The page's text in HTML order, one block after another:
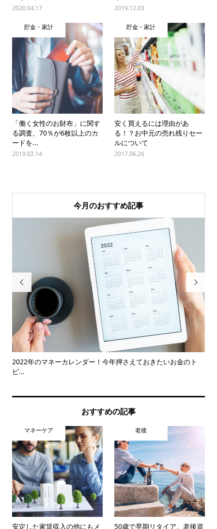
2020.04.17 2019.12.03
貯金・家計
「働く女性のお財布」に関す
る調査、70％が6枚以上のカ
ードを...
2019.02.14
貯金・家計
安く買えるには理由があ
る！？お中元の売れ残りセー
ルについて
2017.06.26
今月のおすすめ記事

2022年のマネーカレンダー！今年押さえておきたいお金のト
ピ...

おすすめの記事
マネーケア
安定した家賃収入の他にもメ
老後
50歳で早期リタイア、老後資